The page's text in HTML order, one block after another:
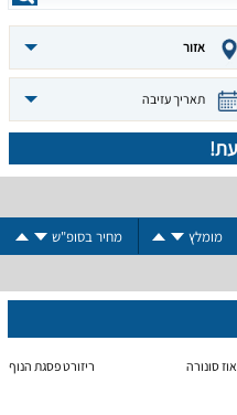
אזור
תאריך עזיבה
מומלץ מחיר בסופ"ש
סונורה ריזורט פסגת הנוף